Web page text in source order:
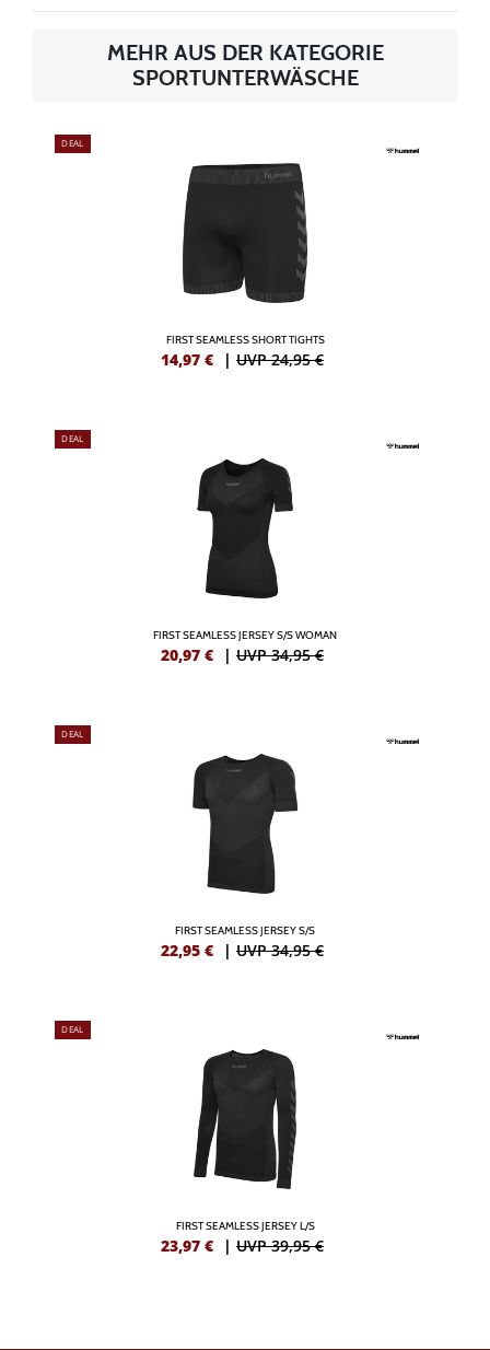
MEHR AUS DER KATEGORIE
SPORTUNTERWÄSCHE
DEAL
FIRST SEAMLESS SHORT TIGHTS
14,97 € | UVP 24,95 €
DEAL
FIRST SEAMLESS JERSEY S/S WOMAN
20,97 € | UVP 34,95 €
DEAL
FIRST SEAMLESS JERSEY S/S
22,95 € | UVP 34,95 €
DEAL
FIRST SEAMLESS JERSEY L/S
23,97 € | UVP 39,95 €